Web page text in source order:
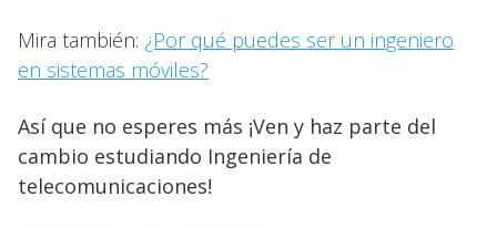
Mira también: ¿Por qué puedes ser un ingeniero
en sistemas móviles?
Así que no esperes más ¡Ven y haz parte del
cambio estudiando Ingeniería de
telecomunicaciones!